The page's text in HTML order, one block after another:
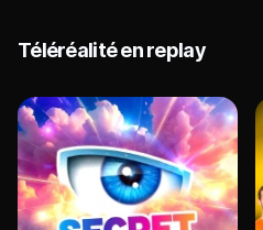
Téléréalité en replay